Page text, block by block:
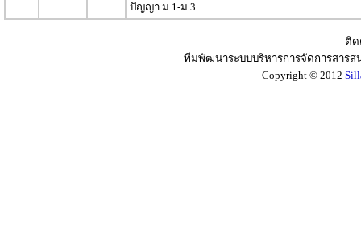
ปัญญา ม.1-ม.3
ติด
ทีมพัฒนาระบบบริหารการจัดการสาร
Copyright © 2012